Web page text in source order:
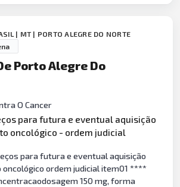
| MT | PORTO ALEGRE DO NORTE
Porto Alegre Do
O Cancer
para futura e eventual aquisição
oncológico - ordem judicial
para futura e eventual aquisição
oncológico ordem judicial item01 ****
150 mg, forma